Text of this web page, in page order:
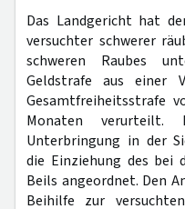
Das Landgericht hat
versuchter schwerer
schweren Raubes
Geldstrafe aus einer
Gesamtfreiheitsstrafe
Monaten
Unterbringung in der
die Einziehung des bei
Beils angeordnet. Den
Beihilfe zur